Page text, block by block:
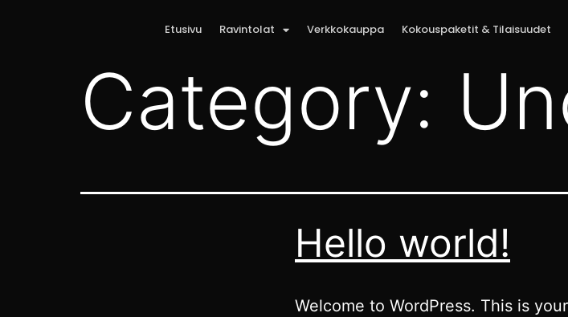
Etusivu Ravintolat Verkkokauppa Kokouspaketit & Tilaisuudet
Category:
Hello world!
Welcome to WordPress. This is